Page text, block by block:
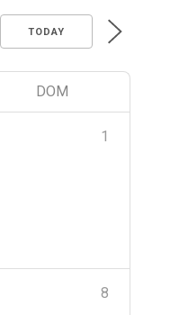
TODAY
DOM
1
8